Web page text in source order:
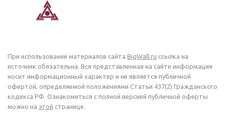
При использовании материалов сайта BigWall.ru ссылка на
источник обязательна. Вся представленная на сайте информация
носит информационный характер и не является публичной
офертой, определяемой положениями Статьи 437(2) Гражданского
кодекса РФ. Ознакомиться с полной версией публичной оферты
можно на этой странице.